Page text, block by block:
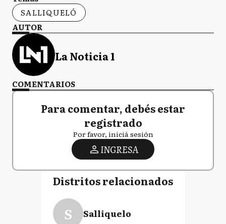
SALLIQUELÓ
AUTOR
La Noticia 1
COMENTARIOS
Para comentar, debés estar
registrado
Por favor, iniciá sesión
INGRESA
Distritos relacionados
S Salliquelo